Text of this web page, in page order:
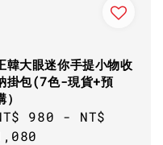
韓大眼迷你手提小物收
掛包(7色-現貨+預
）
980 - NT$